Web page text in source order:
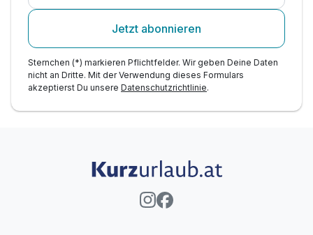
Jetzt abonnieren
Sternchen (*) markieren Pflichtfelder. Wir geben Deine Daten
nicht an Dritte. Mit der Verwendung dieses Formulars
akzeptierst Du unsere Datenschutzrichtlinie.